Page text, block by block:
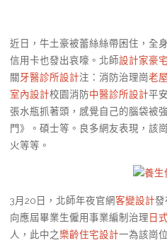
近日，牛土豪被蕾絲絲帶困住，全
信用卡也發出哀嚎。北師設計家豪宅
關牙醫診所設計注：消防治理崗老
室內設計校園消防中醫診所設計平
張水瓶抓著頭，感覺自己的腦袋被
門》。碩士等。良多網友表現，該
火等等。
養生
3月20日，北師年夜官網客變設計發
向應屆畢業生僱用事業編制治理 日
人，此中之樂齡住宅設計一為該崗